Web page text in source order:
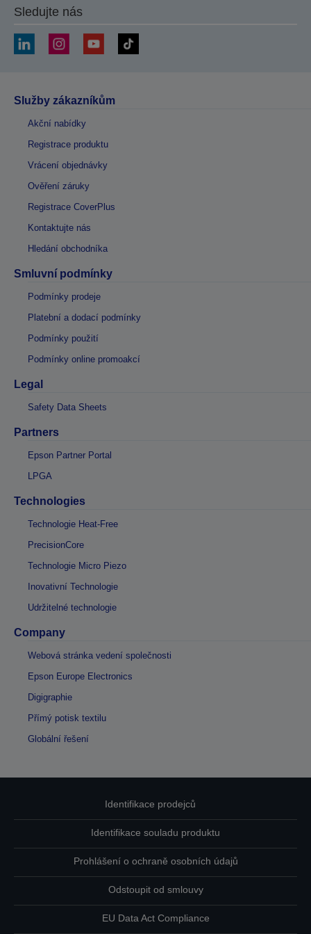
Sledujte nás
Služby zákazníkům
Akční nabídky
Registrace produktu
Vrácení objednávky
Ověření záruky
Registrace CoverPlus
Kontaktujte nás
Hledání obchodníka
Smluvní podmínky
Podmínky prodeje
Platební a dodací podmínky
Podmínky použití
Podmínky online promoakcí
Legal
Safety Data Sheets
Partners
Epson Partner Portal
LPGA
Technologies
Technologie Heat-Free
PrecisionCore
Technologie Micro Piezo
Inovativní Technologie
Udržitelné technologie
Company
Webová stránka vedení společnosti
Epson Europe Electronics
Digigraphie
Přímý potisk textilu
Globální řešení
Identifikace prodejců
Identifikace souladu produktu
Prohlášení o ochraně osobních údajů
Odstoupit od smlouvy
EU Data Act Compliance